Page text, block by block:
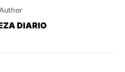
Author
DIARIO